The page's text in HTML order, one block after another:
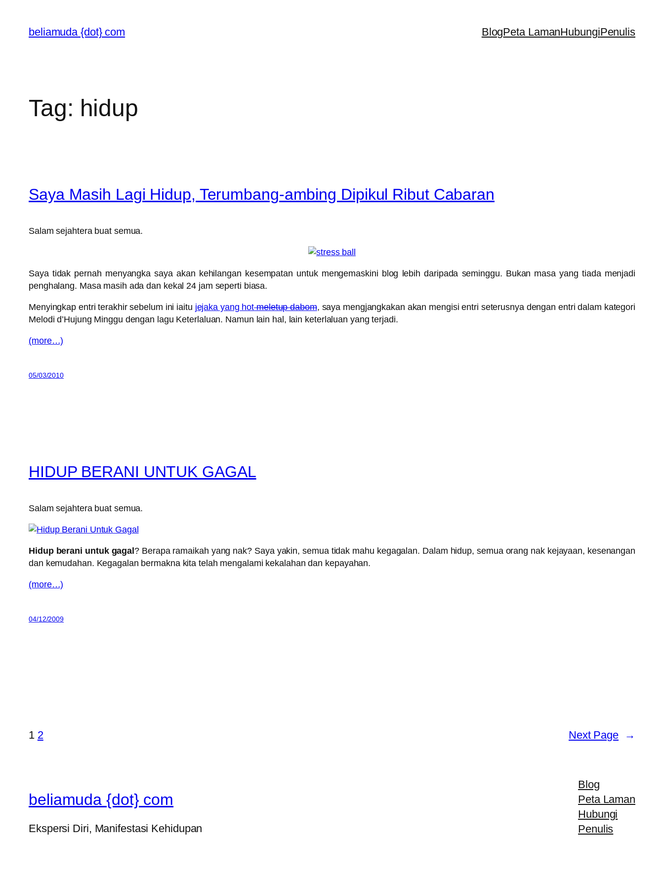
content
beliamuda {dot} com BlogPeta LamanHubungiPenulis
Tag: hidup
Saya Masih Lagi Hidup, Terumbang-ambing Dipikul Ribut Cabaran
Salam sejahtera buat semua.
Saya tidak pernah menyangka saya akan kehilangan kesempatan untuk mengemaskini blog lebih daripada seminggu. Bukan masa yang tiada menjadi
penghalang. Masa masih ada dan kekal 24 jam seperti biasa.
Menyingkap entri terakhir sebelum ini iaitu jejaka yang hotmeletup dabom, saya mengjangkakan akan mengisi entri seterusnya dengan entri dalam kategori
Melodi d’Hujung Minggu dengan lagu Keterlaluan. Namun lain hal, lain keterlaluan yang terjadi.
(more…)
05/03/2010
HIDUP BERANI UNTUK GAGAL
Salam sejahtera buat semua.
Hidup berani untuk gagal? Berapa ramaikah yang nak? Saya yakin, semua tidak mahu kegagalan. Dalam hidup, semua orang nak kejayaan, kesenangan
dan kemudahan. Kegagalan bermakna kita telah mengalami kekalahan dan kepayahan.
(more…)
04/12/2009
1 2 Next Page →
beliamuda {dot} com
Ekspersi Diri, Manifestasi Kehidupan
Blog
Peta Laman
Hubungi
Penulis